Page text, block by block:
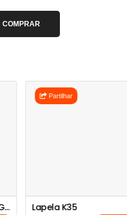
COMPRAR
Troféu Estrela Dourada Grande
Partilhar
Lapela K35